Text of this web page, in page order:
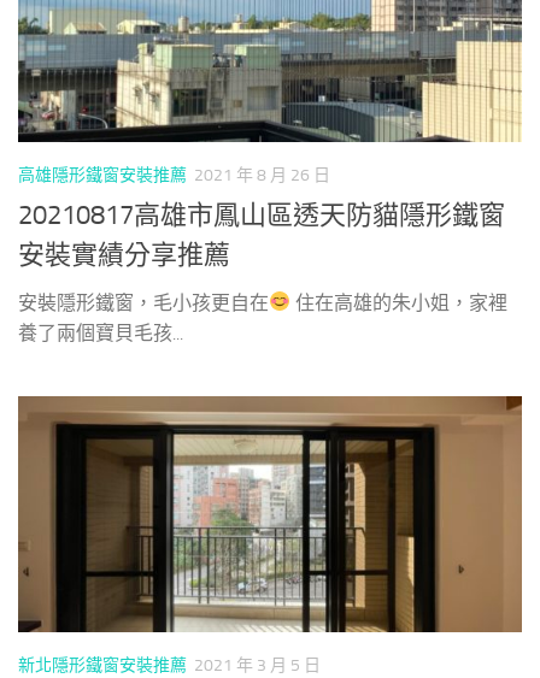
高雄隱形鐵窗安裝推薦 2021 年 8 月 26 日
20210817高雄市鳳山區透天防貓隱形鐵窗
安裝實績分享推薦
安裝隱形鐵窗，毛小孩更自在
住在高雄的朱小姐，家裡
養了兩個寶貝毛孩...
新北隱形鐵窗安裝推薦 2021 年 3 月 5 日